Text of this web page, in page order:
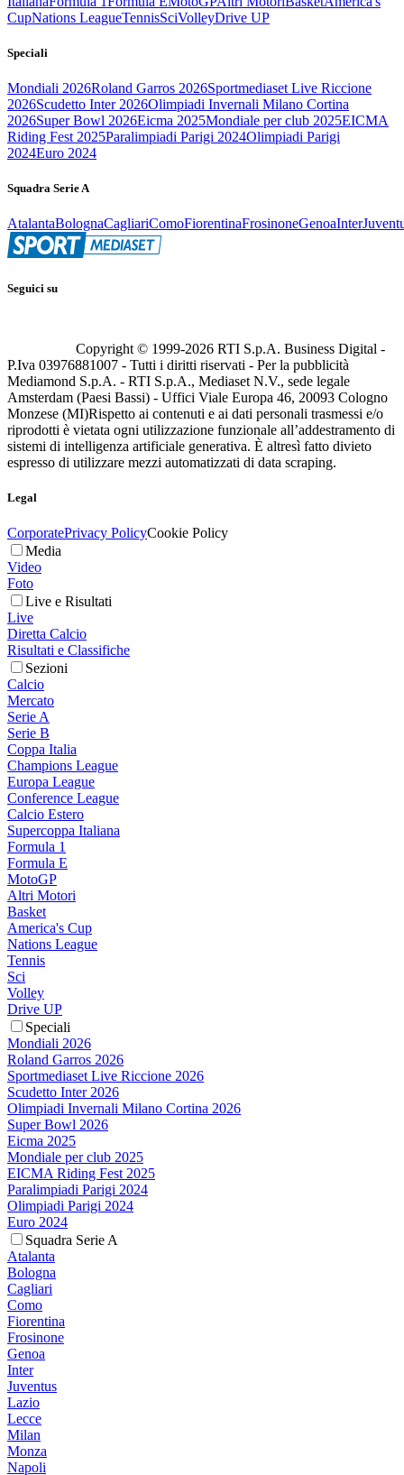
CupNations LeagueTennisSciVolleyDrive UP
Speciali
Mondiali 2026Roland Garros 2026Sportmediaset Live Riccione
2026Scudetto Inter 2026Olimpiadi Invernali Milano Cortina
2026Super Bowl 2026Eicma 2025Mondiale per club 2025EICMA
Riding Fest 2025Paralimpiadi Parigi 2024Olimpiadi Parigi
2024Euro 2024
Squadra Serie A
AtalantaBolognaCagliariComoFiorentinaFrosinoneGenoaInter
Seguici su
Copyright © 1999-2026 RTI S.p.A. Business Digital -
P.Iva 03976881007 - Tutti i diritti riservati - Per la pubblicità
Mediamond S.p.A. - RTI S.p.A., Mediaset N.V., sede legale
Amsterdam (Paesi Bassi) - Uffici Viale Europa 46, 20093 Cologno
Monzese (MI)Rispetto ai contenuti e ai dati personali trasmessi e/o
riprodotti è vietata ogni utilizzazione funzionale all’addestramento di
sistemi di intelligenza artificiale generativa. È altresì fatto divieto
espresso di utilizzare mezzi automatizzati di data scraping.
Legal
CorporatePrivacy PolicyCookie Policy
Media
Video
Foto
Live e Risultati
Live
Diretta Calcio
Risultati e Classifiche
Sezioni
Calcio
Mercato
Serie A
Serie B
Coppa Italia
Champions League
Europa League
Conference League
Calcio Estero
Supercoppa Italiana
Formula 1
Formula E
MotoGP
Altri Motori
Basket
America's Cup
Nations League
Tennis
Sci
Volley
Drive UP
Speciali
Mondiali 2026
Roland Garros 2026
Sportmediaset Live Riccione 2026
Scudetto Inter 2026
Olimpiadi Invernali Milano Cortina 2026
Super Bowl 2026
Eicma 2025
Mondiale per club 2025
EICMA Riding Fest 2025
Paralimpiadi Parigi 2024
Olimpiadi Parigi 2024
Euro 2024
Squadra Serie A
Atalanta
Bologna
Cagliari
Como
Fiorentina
Frosinone
Genoa
Inter
Juventus
Lazio
Lecce
Milan
Monza
Napoli